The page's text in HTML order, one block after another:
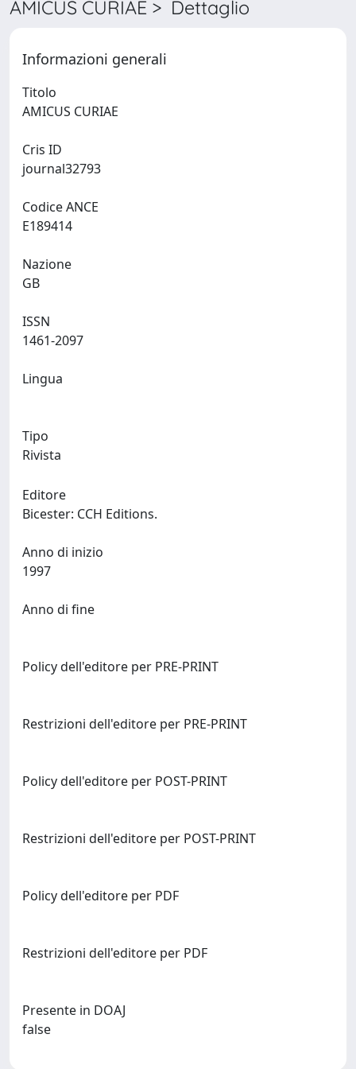
AMICUS CURIAE > Dettaglio
Informazioni generali
Titolo
Cris ID
Codice ANCE
Nazione
ISSN
Lingua
Tipo
Rivista
Editore
Anno di inizio
Anno di fine
Policy dell'editore per PRE-PRINT
Restrizioni dell'editore per PRE-PRINT
Policy dell'editore per POST-PRINT
Restrizioni dell'editore per POST-PRINT
Policy dell'editore per PDF
Restrizioni dell'editore per PDF
Presente in DOAJ